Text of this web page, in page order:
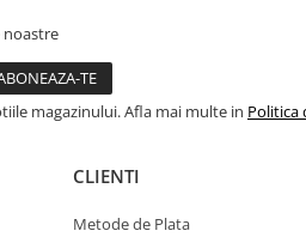
magazinului. Afla mai multe in Politica
CLIENTI
Metode de Plata